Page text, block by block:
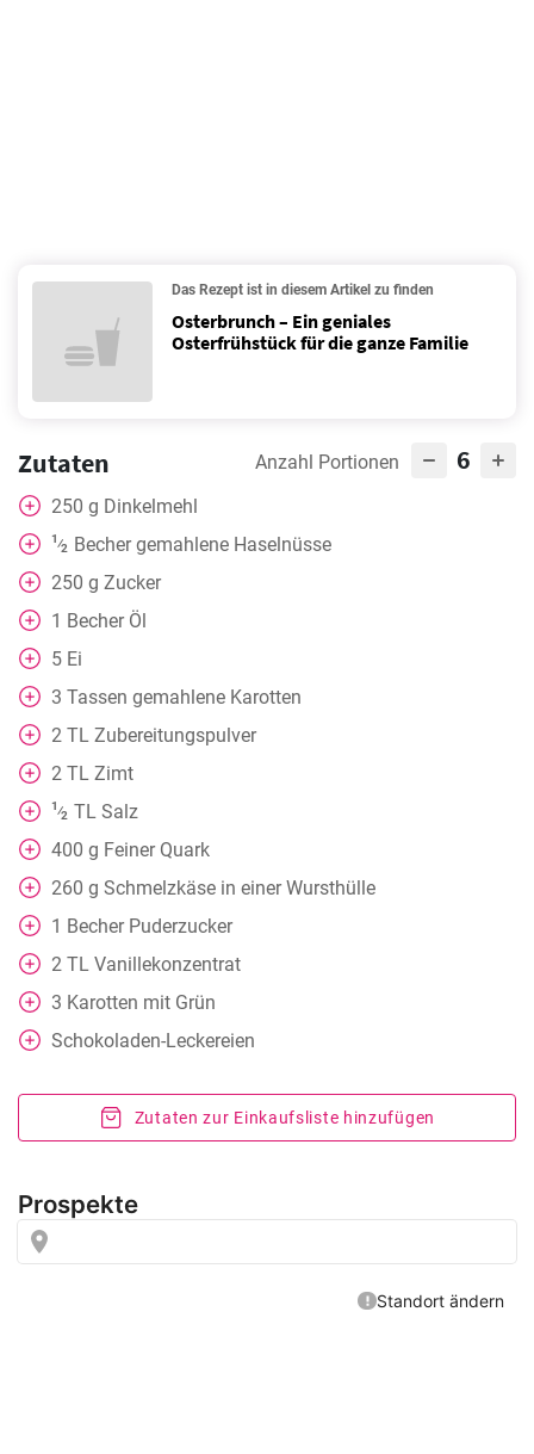
Das Rezept ist in diesem Artikel zu finden
Osterbrunch – Ein geniales
Osterfrühstück für die ganze Familie
Zutaten Anzahl Portionen 6
250 g Dinkelmehl
1⁄2 Becher gemahlene Haselnüsse
250 g Zucker
1 Becher Öl
5 Ei
3 Tassen gemahlene Karotten
2 TL Zubereitungspulver
2 TL Zimt
1⁄2 TL Salz
400 g Feiner Quark
260 g Schmelzkäse in einer Wursthülle
1 Becher Puderzucker
2 TL Vanillekonzentrat
3 Karotten mit Grün
Schokoladen-Leckereien
Zutaten zur Einkaufsliste hinzufügen